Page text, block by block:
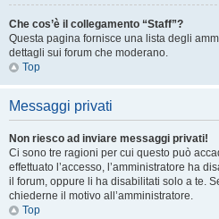
Che cos’è il collegamento “Staff”?
Questa pagina fornisce una lista degli
dettagli sui forum che moderano.
Top
Messaggi privati
Non riesco ad inviare messaggi privati!
Ci sono tre ragioni per cui questo può
effettuato l’accesso, l’amministratore ha
il forum, oppure li ha disabilitati solo a te.
chiederne il motivo all’amministratore.
Top